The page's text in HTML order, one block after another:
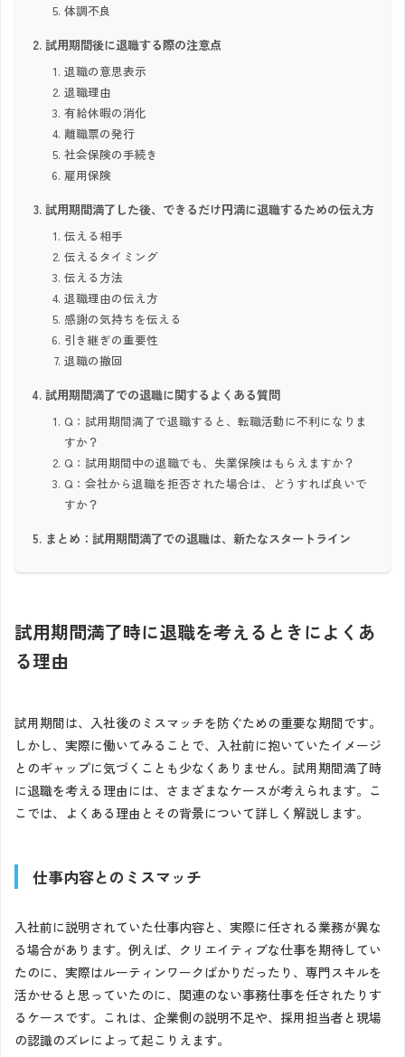
体調不良
試用期間後に退職する際の注意点
退職の意思表示
退職理由
有給休暇の消化
離職票の発行
社会保険の手続き
雇用保険
試用期間満了した後、できるだけ円満に退職するための伝え方
伝える相手
伝えるタイミング
伝える方法
退職理由の伝え方
感謝の気持ちを伝える
引き継ぎの重要性
退職の撤回
試用期間満了での退職に関するよくある質問
Q：試用期間満了で退職すると、転職活動に不利になりま
すか？
Q：試用期間中の退職でも、失業保険はもらえますか？
Q：会社から退職を拒否された場合は、どうすれば良いで
すか？
まとめ：試用期間満了での退職は、新たなスタートライン
試用期間満了時に退職を考えるときによくあ
る理由
試用期間は、入社後のミスマッチを防ぐための重要な期間です。
しかし、実際に働いてみることで、入社前に抱いていたイメージ
とのギャップに気づくことも少なくありません。試用期間満了時
に退職を考える理由には、さまざまなケースが考えられます。こ
こでは、よくある理由とその背景について詳しく解説します。
仕事内容とのミスマッチ
入社前に説明されていた仕事内容と、実際に任される業務が異な
る場合があります。例えば、クリエイティブな仕事を期待してい
たのに、実際はルーティンワークばかりだったり、専門スキルを
活かせると思っていたのに、関連のない事務仕事を任されたりす
るケースです。これは、企業側の説明不足や、採用担当者と現場
の認識のズレによって起こりえます。